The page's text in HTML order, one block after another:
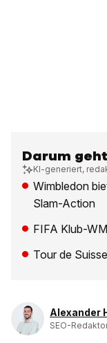
Darum
KI-generiert,
Wimbledon
Slam-Action
FIFA Klub-
Tour de
Alexander
SEO-